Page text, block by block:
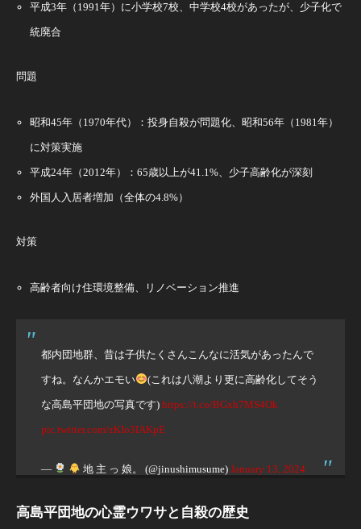
平成3年（1991年）に小学校7校、中学校4校があったが、少子化で
統廃合
問題
昭和45年（1970年代）：投身自殺が問題化、昭和56年（1981年）
に対策実施
平成24年（2012年）：65歳以上が41.1%、少子高齢化が深刻
外国人入居者増加（全体の4.8%）
対策
高齢者向け住環境整備、リノベーション推進
都内団地群、昔は子供たくさんこんなに活気があったんで
すね。なんかエモい (これは八潮より更に高齢化してそう
な高島平団地の写真です) https://t.co/BGxh7MS4Ok
pic.twitter.com/zKIo3IAKpE
— 地 主 っ 娘。 (@jinushimusume) January 13, 2024
高島平団地の心霊ウワサと自殺の歴史